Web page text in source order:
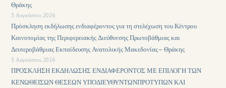
Θράκης
3 Αυγούστου, 2026
Πρόσκληση εκδήλωσης ενδιαφέροντος για τη στελέχωση του Κέντρου
Καινοτομίας της Περιφερειακής Διεύθυνσης Πρωτοβάθμιας και
Δευτεροβάθμιας Εκπαίδευσης Ανατολικής Μακεδονίας– Θράκης
3 Αυγούστου, 2026
ΠΡΟΣΚΛΗΣΗ ΕΚΔΗΛΩΣΗΣ ΕΝΔΙΑΦΕΡΟΝΤΟΣ ΜΕ ΕΠΙΛΟΓΗ ΤΩΝ
ΚΕΝΩΘΕΙΣΩΝ ΘΕΣΕΩΝ ΥΠΟΔΙΕΥΘΥΝΤΩΝΠΡΟΤΥΠΩΝ ΚΑΙ